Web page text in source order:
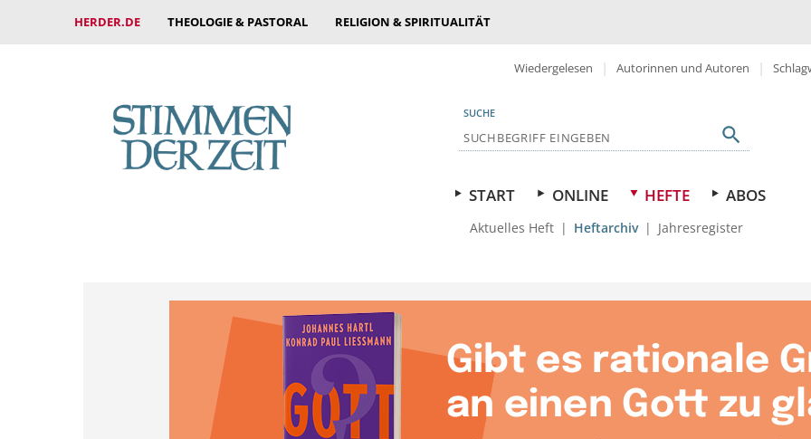
HERDER.DE THEOLOGIE & PASTORAL RELIGION & SPIRITUALITÄT
Wiedergelesen Autorinnen und Autoren
SUCHE
START ONLINE HEFTE ABOS
Aktuelles Heft Heftarchiv Jahresregister